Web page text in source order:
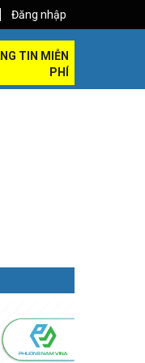
Đăng nhập
TIN MIỄN
PHÍ